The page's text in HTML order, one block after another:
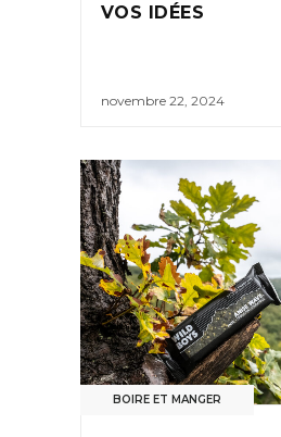
VOS IDÉES
novembre 22, 2024
BOIRE ET MANGER